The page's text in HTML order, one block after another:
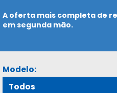
A oferta mais completa de
em segunda mão.
Modelo: